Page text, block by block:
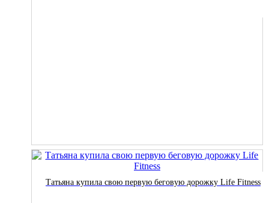
Татьяна купила свою первую беговую дорожку Life Fitness